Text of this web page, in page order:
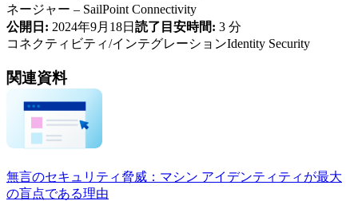
ネージャー – SailPoint Connectivity
公開日: 2024年9月18日 読了目安時間: 3 分
コネクティビティ/インテグレーションIdentity Security
関連資料
無言のセキュリティ脅威：マシン アイデンティティが最大
の盲点である理由